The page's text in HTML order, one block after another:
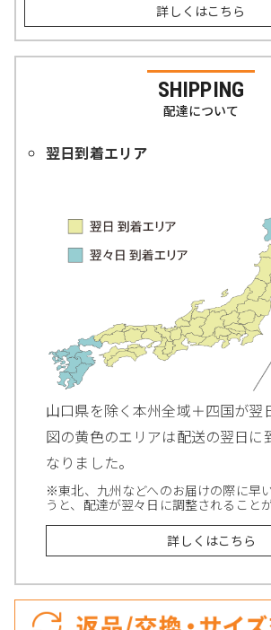
詳しくはこちら
SHIPPING
配達について
翌日到着エリア
山口県を除く本州全域＋四国が翌
図の黄色のエリアは配送の翌日に
なりました。
※東北、九州などへのお届けの際に早
うと、配達が翌々日に調整されること
詳しくはこちら